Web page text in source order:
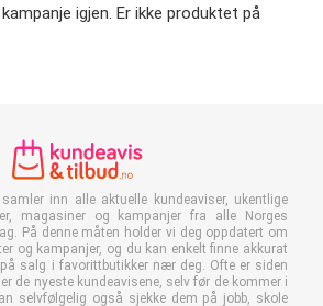
igjen. Er ikke produktet på
inn alle aktuelle kundeaviser, ukentlige
magasiner og kampanjer fra alle Norges
På denne måten holder vi deg oppdatert om
og kampanjer, og du kan enkelt finne akkurat
salg i favorittbutikker nær deg. Ofte er siden
de nyeste kundeavisene, selv før de kommer i
selvfølgelig også sjekke dem på jobb, skole